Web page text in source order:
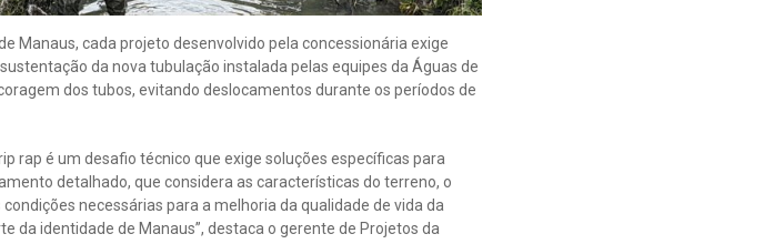
Manaus, cada projeto desenvolvido pela concessionária exige
da nova tubulação instalada pelas equipes da Águas de
dos tubos, evitando deslocamentos durante os períodos de
rap é um desafio técnico que exige soluções específicas para
detalhado, que considera as características do terreno, o
necessárias para a melhoria da qualidade de vida da
da identidade de Manaus”, destaca o gerente de Projetos da